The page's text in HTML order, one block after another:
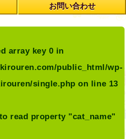
お問い合わせ
array key 0 in
public_html/wp-
single.php on line 13
read property "cat_name"